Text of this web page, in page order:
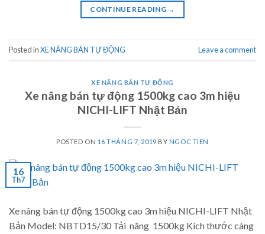
CONTINUE READING →
Posted inXE NÂNG BÁN TỰ ĐỘNG Leave a comment
XE NÂNG BÁN TỰ ĐỘNG
Xe nâng bán tự động 1500kg cao 3m hiệu
NICHI-LIFT Nhật Bản
POSTED ON 16 THÁNG 7, 2019 BY NGOC TIEN
16
Th7
Xe nâng bán tự động 1500kg cao 3m hiệu NICHI-LIFT Nhật
Bản Model: NBTD15/30 Tải nâng 1500kg Kích thước càng